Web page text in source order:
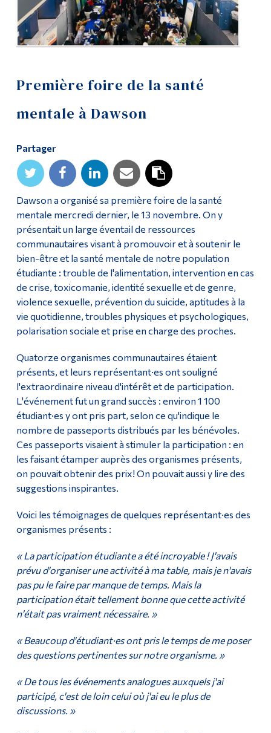
Première foire de la santé
mentale à Dawson
Partager
Dawson a organisé sa première foire de la santé
mentale mercredi dernier, le 13 novembre. On y
présentait un large éventail de ressources
communautaires visant à promouvoir et à soutenir le
bien-être et la santé mentale de notre population
étudiante : trouble de l'alimentation, intervention en cas
de crise, toxicomanie, identité sexuelle et de genre,
violence sexuelle, prévention du suicide, aptitudes à la
vie quotidienne, troubles physiques et psychologiques,
polarisation sociale et prise en charge des proches.
Quatorze organismes communautaires étaient
présents, et leurs représentant·es ont souligné
l'extraordinaire niveau d'intérêt et de participation.
L'événement fut un grand succès : environ 1 100
étudiant·es y ont pris part, selon ce qu'indique le
nombre de passeports distribués par les bénévoles.
Ces passeports visaient à stimuler la participation : en
les faisant étamper auprès des organismes présents,
on pouvait obtenir des prix! On pouvait aussi y lire des
suggestions inspirantes.
Voici les témoignages de quelques représentant·es des
organismes présents :
« La participation étudiante a été incroyable ! J'avais
prévu d'organiser une activité à ma table, mais je n'avais
pas pu le faire par manque de temps. Mais la
participation était tellement bonne que cette activité
n'était pas vraiment nécessaire. »
« Beaucoup d'étudiant·es ont pris le temps de me poser
des questions pertinentes sur notre organisme. »
« De tous les événements analogues auxquels j'ai
participé, c'est de loin celui où j'ai eu le plus de
discussions. »